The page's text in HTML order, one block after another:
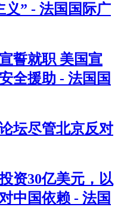
义” - 法国国际广
誓就职 美国宣
全援助 - 法国国
坛尽管北京反对
资30亿美元，以
中国依赖 - 法国